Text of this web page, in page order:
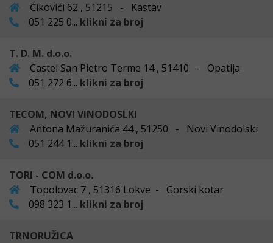
Ćikovići 62 , 51215 - Kastav
051 225 0... klikni za broj
T. D. M. d.o.o.
Castel San Pietro Terme 14 , 51410 - Opatija
051 272 6... klikni za broj
TECOM, NOVI VINODOSLKI
Antona Mažuranića 44 , 51250 - Novi Vinodolski
051 244 1... klikni za broj
TORI - COM d.o.o.
Topolovac 7 , 51316 Lokve - Gorski kotar
098 323 1... klikni za broj
TRNORUŽICA